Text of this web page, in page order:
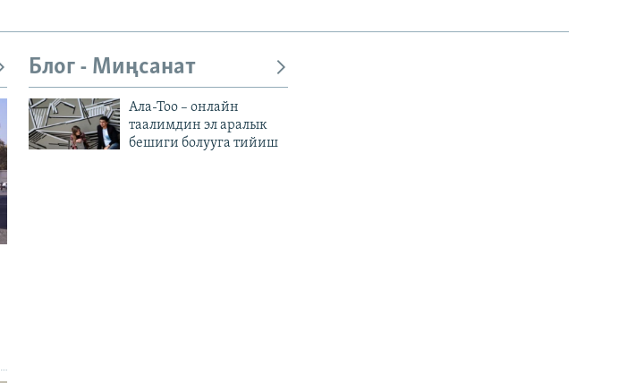
Блог - Миңсанат
Ала-Тоо – онлайн
таалимдин эл аралык
бешиги болууга тийиш